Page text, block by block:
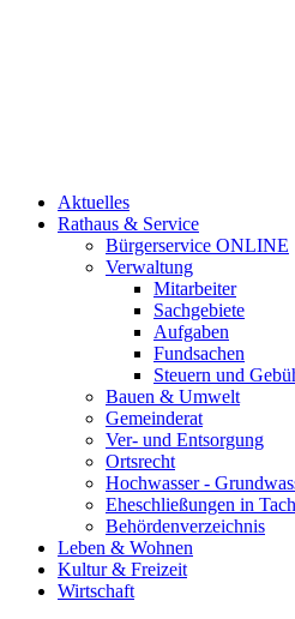
Aktuelles
Rathaus & Service
Bürgerservice ONLINE
Verwaltung
Mitarbeiter
Sachgebiete
Aufgaben
Fundsachen
Steuern und
Bauen & Umwelt
Gemeinderat
Ver- und Entsorgung
Ortsrecht
Hochwasser -
Eheschließungen in
Behördenverzeichnis
Leben & Wohnen
Kultur & Freizeit
Wirtschaft